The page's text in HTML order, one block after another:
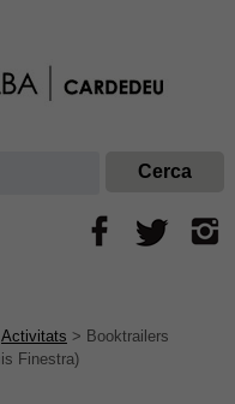
Activitats > Booktrailers
Finestra)